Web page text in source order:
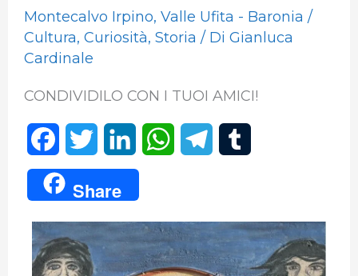
Montecalvo Irpino, Valle Ufita - Baronia /
Cultura, Curiosità, Storia / Di Gianluca
Cardinale
CONDIVIDILO CON I TUOI AMICI!
a
c
e
b
w
i
t
i
n
k
e
W
t
s g
b
l
Share